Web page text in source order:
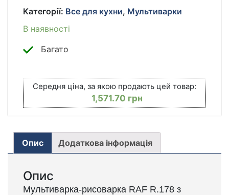
ЭЛЕКТРИЧЕСКАЯ
5Л
ВТ
Категорії: Все для кухни, Мультиварки
В наявності
Багато
Середня ціна, за якою продають цей товар:
1,571.70 грн
Опис Додаткова інформація
Опис
Мультиварка-рисоварка RAF R.178 з